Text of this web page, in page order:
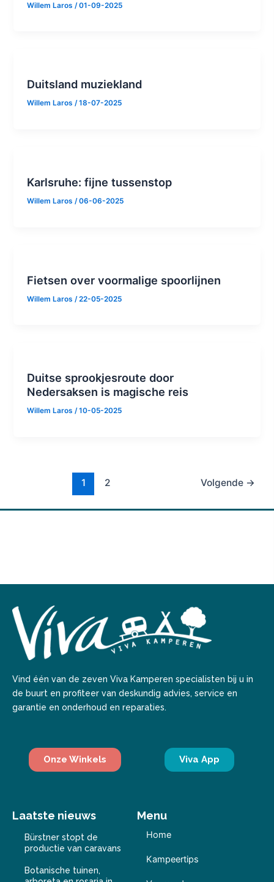
Willem Laros /01-09-2025
Duitsland muziekland
Willem Laros/18-07-2025
Karlsruhe: fijne tussenstop
Willem Laros/06-06-2025
Fietsen over voormalige spoorlijnen
Willem Laros /22-05-2025
Duitse sprookjesroute door
Nedersaksen is magische reis
Willem Laros/10-05-2025
1 2 Volgende →
Vind één van de zeven Viva Kamperen specialisten bij u in
de buurt en profiteer van deskundig advies, service en
garantie en onderhoud en reparaties.
Onze Winkels Viva App
Laatste nieuws
Bürstner stopt de
productie van caravans
Botanische tuinen,
Menu
Home
Kampeertips